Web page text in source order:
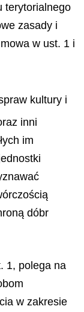
terytorialnego
zasady i
w ust. 1 i
kultury i
inni
im
dóbr
1, polega na
w zakresie